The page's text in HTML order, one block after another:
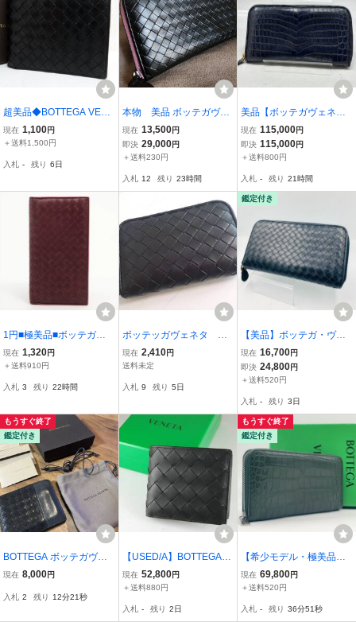
超美品◆BOTTEGA VENE
TA ボッテガ ヴェネタ◆メ
ンズ◆イントレチャート
つ折り財布◆ブラック◆
現在 1,100円
＋送料1,500円
入札 - 残り 6日
本物 美品 ボッテガヴェ
ネタ 長財布 ラウンド
ファスナー バイカラー
現在 13,500円
即決 29,000円
＋送料230円
入札 12 残り 23時間
美品【ボッテガヴェネタ
本物】ラウンドファスナ
ー長財布/クロコダイル本
革/レザー/ネイビー【K18
現在 115,000円
即決 115,000円
＋送料800円
入札 - 残り 21時間
1円■極美品■ボッテガヴ
ェネタ■イントレチャート
長財布 二つ折り ウォレッ
レディース MMM EF101-
現在 1,320円
＋送料910円
入札 3 残り 22時間
ボッテッガヴェネタ コ
インケース 小銭入れ
黒 染め直し まずまず
現在 2,410円
送料未定
入札 9 残り 5日
鑑定付き
【美品】ボッテガ・ヴェ
ネタ イントレチャート ラ
ウンドファスナー 長財布
ダークネイビー 濃紺
現在 16,700円
即決 24,800円
＋送料520円
入札 - 残り 3日
もうすぐ終了
鑑定付き
BOTTEGA ボッテガヴェ
ネタ 二つ折り財布 イント
コールグレー
現在 8,000円
入札 2 残り 12分20秒
【USED/A】BOTTEGAVE
NETA ボッテガヴェネタ
二つ折り財布 ブラック
現在 52,800円
＋送料880円
入札 - 残り 2日
もうすぐ終了
鑑定付き
【希少モデル・極美品】B
OTTEGA VENETA ボッテ
ガ ヴェネタ リアル マッ
ウォレット 現行IC 長財布
現在 69,800円
＋送料520円
入札 - 残り 36分50秒